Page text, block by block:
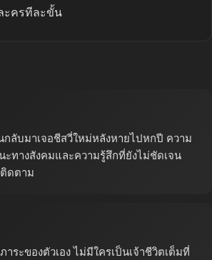
ะครทีละขั้น
กลับมาเจอชีสวี่ใหม่หลังหายไปหกปี ความ
ะทางสังคมและความรู้สึกที่ยังไม่ชัดเจน
ดตาม
าระของตัวเอง ไม่มีใครเป็นเจ้าชีวิตเต็มที่